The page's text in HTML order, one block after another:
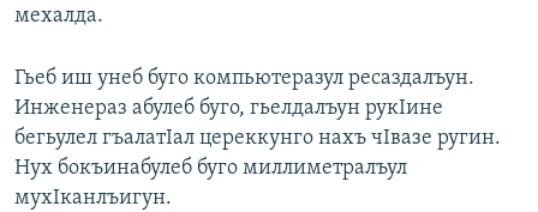
мехалда.
Гьеб иш унеб буго компьютеразул ресаздалъун.
Инженераз абулеб буго, гьелдалъун рукIине
бегьулел гъалатIал цереккунго нахъ чIвазе ругин.
Нух бокъинабулеб буго миллиметралъул
мухIканлъигун.